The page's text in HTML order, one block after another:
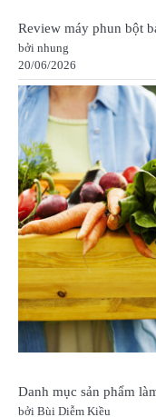
Review máy phun bột
bởi nhung
20/06/2026
Danh mục sản phẩm
bởi Bùi Diễm Kiều